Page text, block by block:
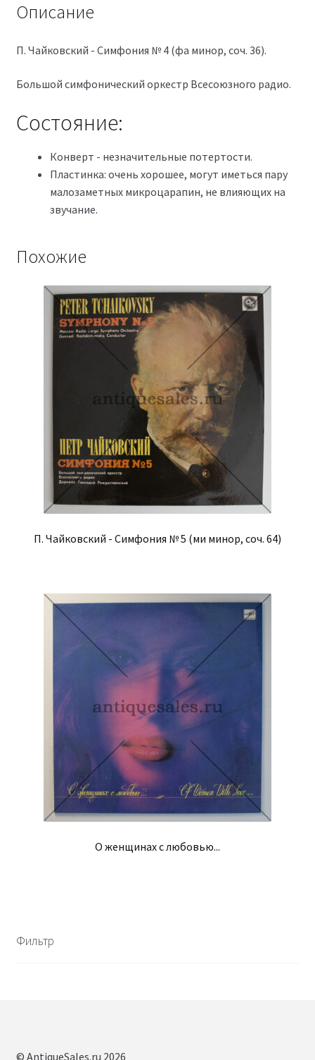
Описание
П. Чайковский - Симфония № 4 (фа минор, соч. 36).
Большой симфонический оркестр Всесоюзного радио.
Состояние:
Конверт - незначительные потертости.
Пластинка: очень хорошее, могут иметься пару
малозаметных микроцарапин, не влияющих на
звучание.
Похожие
П. Чайковский - Симфония № 5 (ми минор, соч. 64)
О женщинах с любовью...
Фильтр
© AntiqueSales.ru 2026